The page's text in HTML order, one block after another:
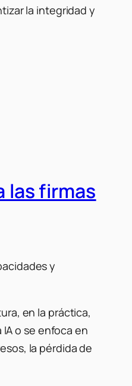
la integridad y
las firmas
y
en la práctica,
o se enfoca en
la pérdida de